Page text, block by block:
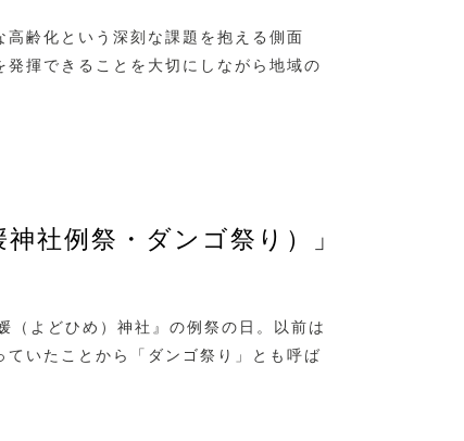
齢化という深刻な課題を抱える側面
揮できることを大切にしながら地域の
社例祭・ダンゴ祭り）」
よどひめ）神社』の例祭の日。以前は
いたことから「ダンゴ祭り」とも呼ば